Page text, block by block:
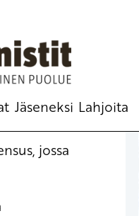
Jäseneksi Lahjoita
jossa